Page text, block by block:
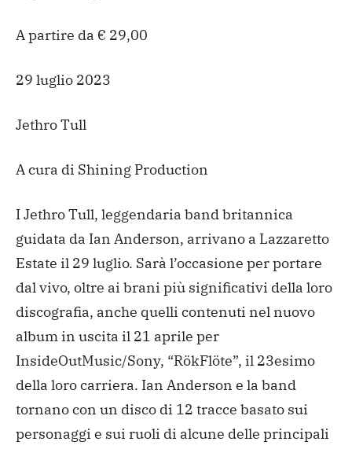
A partire da € 29,00
29 luglio 2023
Jethro Tull
A cura di Shining Production
I Jethro Tull, leggendaria band britannica
guidata da Ian Anderson, arrivano a Lazzaretto
Estate il 29 luglio. Sarà l’occasione per portare
dal vivo, oltre ai brani più significativi della loro
discografia, anche quelli contenuti nel nuovo
album in uscita il 21 aprile per
InsideOutMusic/Sony, “RökFlöte”, il 23esimo
della loro carriera. Ian Anderson e la band
tornano con un disco di 12 tracce basato sui
personaggi e sui ruoli di alcune delle principali